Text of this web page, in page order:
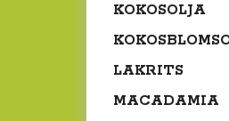
KOKOSOLJA
LAKRITS
MACADAMIA